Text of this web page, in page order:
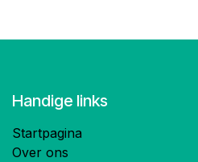
Handige links
Startpagina
Over ons